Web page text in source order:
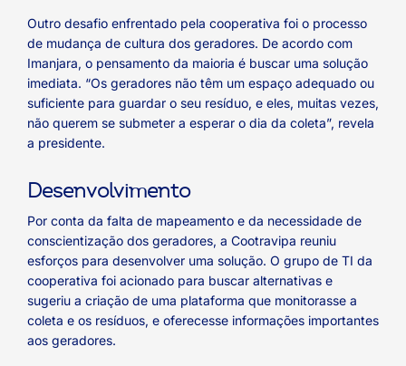
Outro desafio enfrentado pela cooperativa foi o processo
de mudança de cultura dos geradores. De acordo com
Imanjara, o pensamento da maioria é buscar uma solução
imediata. “Os geradores não têm um espaço adequado ou
suficiente para guardar o seu resíduo, e eles, muitas vezes,
não querem se submeter a esperar o dia da coleta”, revela
a presidente.
Desenvolvimento
Por conta da falta de mapeamento e da necessidade de
conscientização dos geradores, a Cootravipa reuniu
esforços para desenvolver uma solução. O grupo de TI da
cooperativa foi acionado para buscar alternativas e
sugeriu a criação de uma plataforma que monitorasse a
coleta e os resíduos, e oferecesse informações importantes
aos geradores.